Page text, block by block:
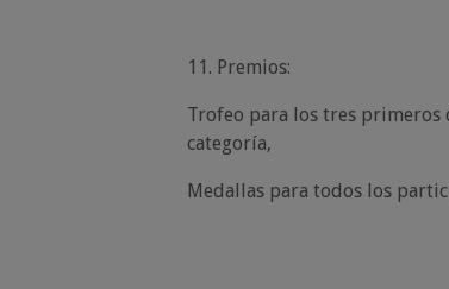
11. Premios:
Trofeo para los tres primeros
categoría,
Medallas para todos los